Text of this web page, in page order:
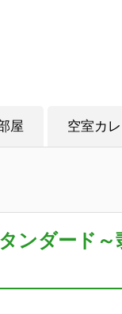
屋 空室カ
ンダード～